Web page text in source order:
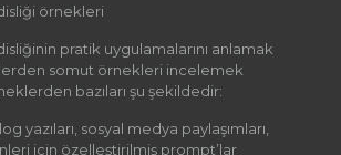
örnekleri
pratik uygulamalarını anlamak
somut örnekleri incelemek
bazıları şu şekildedir:
yazıları, sosyal medya paylaşımları,
için özelleştirilmiş prompt’lar